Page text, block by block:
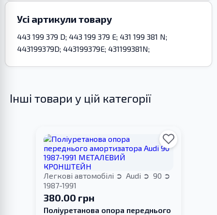
Усі артикули товару
443 199 379 D; 443 199 379 E; 431 199 381 N;
443199379D; 443199379E; 431199381N;
Інші товари у цій категорії
Легкові автомобілі Audi
90
1987-1991
380.00 грн
Поліуретанова опора переднього